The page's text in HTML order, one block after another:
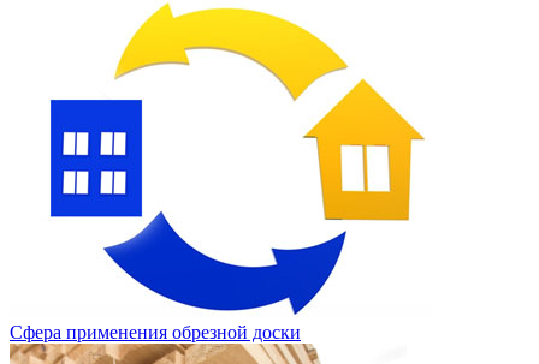
Сфера применения обрезной доски